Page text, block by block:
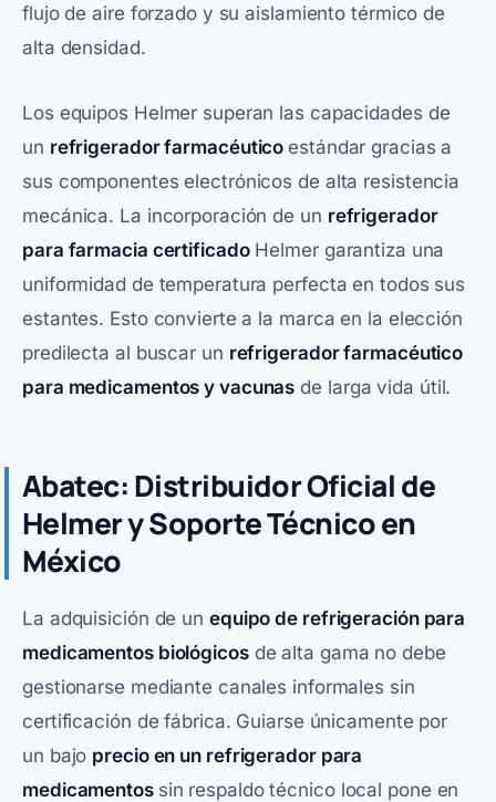
flujo de aire forzado y su aislamiento térmico de
alta densidad.
Los equipos Helmer superan las capacidades de
un refrigerador farmacéutico estándar gracias a
sus componentes electrónicos de alta resistencia
mecánica. La incorporación de un refrigerador
para farmacia certificadoHelmer garantiza una
uniformidad de temperatura perfecta en todos sus
estantes. Esto convierte a la marca en la elección
predilecta al buscar un refrigerador farmacéutico
para medicamentos y vacunas de larga vida útil.
Abatec: Distribuidor Oficial de
Helmer y Soporte Técnico en
México
La adquisición de un equipo de refrigeración para
medicamentos biológicosde alta gama no debe
gestionarse mediante canales informales sin
certificación de fábrica. Guiarse únicamente por
un bajo precio en un refrigerador para
medicamentos sin respaldo técnico local pone en